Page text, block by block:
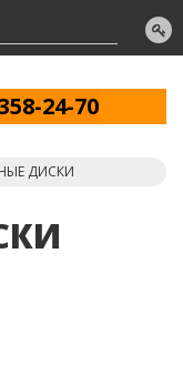
24-70
ДИСКИ